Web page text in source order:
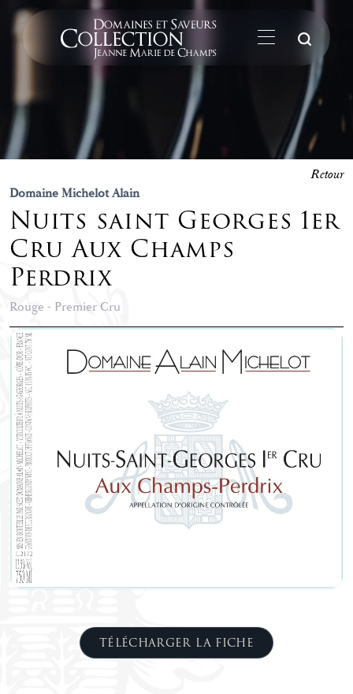
Domaine Michelot Alain
Nuits saint Georges 1er
Cru Aux Champs
Perdrix
Rouge - Premier Cru
Retour
TÉLÉCHARGER LA FICHE